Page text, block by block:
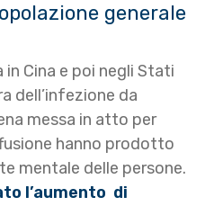
generale
Cina e poi negli Stati
dell’infezione da
messa in atto per
hanno prodotto
mentale delle persone.
l’aumento di